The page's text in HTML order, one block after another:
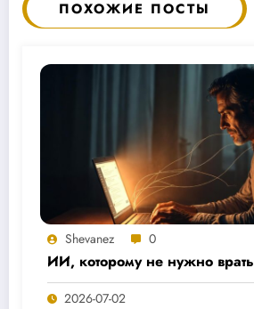
ПОХОЖИЕ ПОСТЫ
Shevanez 0
ИИ, которому не нужно врать
2026-07-02